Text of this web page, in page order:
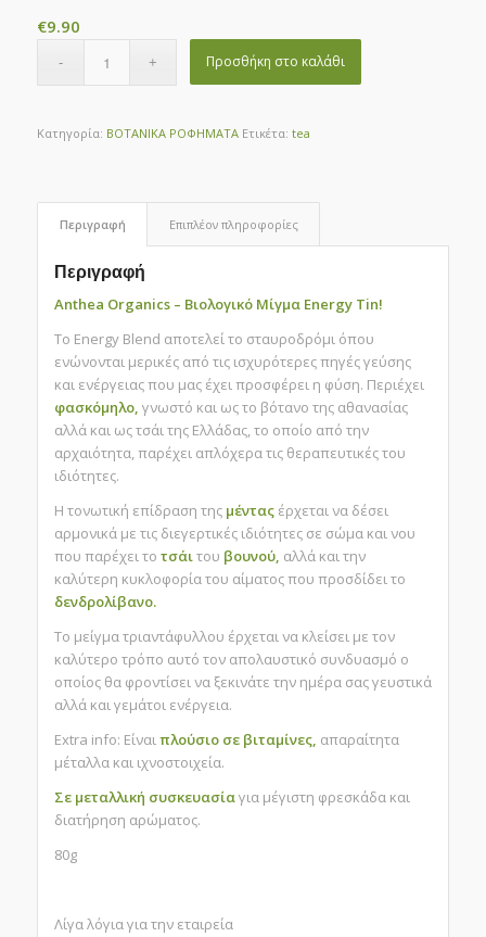
€9.90
Προσθήκη στο καλάθι
Κατηγορία: ΒΟΤΑΝΙΚΑ ΡΟΦΗΜΑΤΑ Ετικέτα: tea
Περιγραφή Επιπλέον πληροφορίες
Περιγραφή
Anthea Organics – Βιολογικό Μίγμα Energy Tin!
Το Energy Blend αποτελεί το σταυροδρόμι όπου
ενώνονται μερικές από τις ισχυρότερες πηγές γεύσης
και ενέργειας που μας έχει προσφέρει η φύση. Περιέχει
φασκόμηλο, γνωστό και ως το βότανο της αθανασίας
αλλά και ως τσάι της Ελλάδας, το οποίο από την
αρχαιότητα, παρέχει απλόχερα τις θεραπευτικές του
ιδιότητες.
Η τονωτική επίδραση της μένταςέρχεται να δέσει
αρμονικά με τις διεγερτικές ιδιότητες σε σώμα και νου
που παρέχει το τσάιτου βουνού, αλλά και την
καλύτερη κυκλοφορία του αίματος που προσδίδει το
δενδρολίβανο.
Το μείγμα τριαντάφυλλου έρχεται να κλείσει με τον
καλύτερο τρόπο αυτό τον απολαυστικό συνδυασμό ο
οποίος θα φροντίσει να ξεκινάτε την ημέρα σας γευστικά
αλλά και γεμάτοι ενέργεια.
Extra info: Είναιπλούσιο σε βιταμίνες, απαραίτητα
μέταλλα και ιχνοστοιχεία.
Σε μεταλλική συσκευασίαγια μέγιστη φρεσκάδα και
διατήρηση αρώματος.
80g
Λίγα λόγια για την εταιρεία